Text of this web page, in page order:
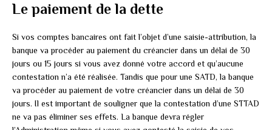
Le paiement de la dette
Si vos comptes bancaires ont fait l’objet d’une saisie-attribution, la
banque va procéder au paiement du créancier dans un délai de 30
jours ou 15 jours si vous avez donné votre accord et qu’aucune
contestation n’a été réalisée. Tandis que pour une SATD, la banque
va procéder au paiement de votre créancier dans un délai de 30
jours. Il est important de souligner que la contestation d’une STTAD
ne va pas éliminer ses effets. La banque devra régler